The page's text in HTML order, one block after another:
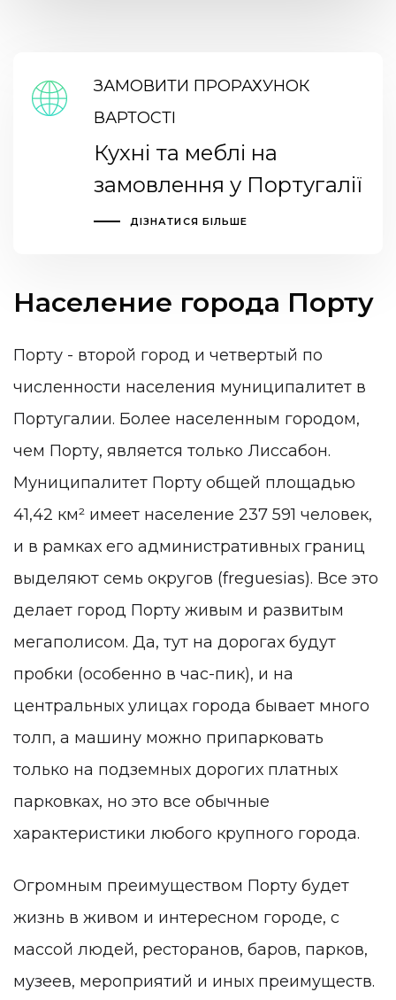
ЗАМОВИТИ ПРОРАХУНОК
ВАРТОСТІ
Кухні та меблі на
замовлення у Португалії
ДІЗНАТИСЯ БІЛЬШЕ
Население города Порту
Порту - второй город и четвертый по
численности населения муниципалитет в
Португалии. Более населенным городом,
чем Порту, является только Лиссабон.
Муниципалитет Порту общей площадью
41,42 км² имеет население 237 591 человек,
и в рамках его административных границ
выделяют семь округов (freguesias). Все это
делает город Порту живым и развитым
мегаполисом. Да, тут на дорогах будут
пробки (особенно в час-пик), и на
центральных улицах города бывает много
толп, а машину можно припарковать
только на подземных дорогих платных
парковках, но это все обычные
характеристики любого крупного города.
Огромным преимуществом Порту будет
жизнь в живом и интересном городе, с
массой людей, ресторанов, баров, парков,
музеев, мероприятий и иных преимуществ.